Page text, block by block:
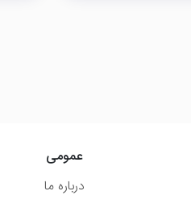
عمومی
درباره ما